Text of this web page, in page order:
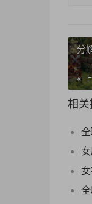
分
«
相关